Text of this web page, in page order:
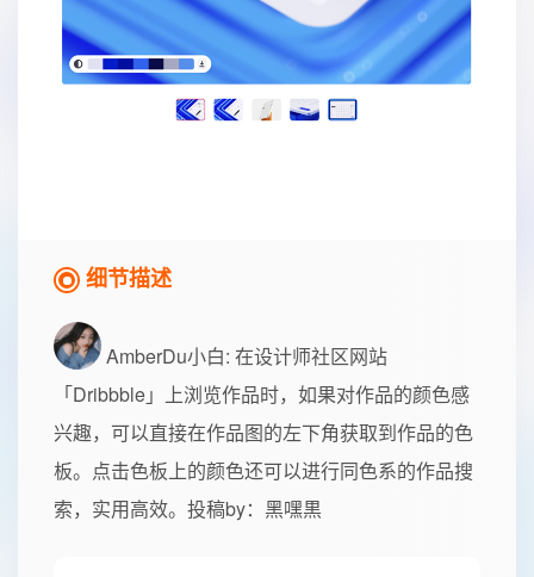
细节描述
AmberDu小白: 在设计师社区网站
「Dribbble」上浏览作品时，如果对作品的颜色感
兴趣，可以直接在作品图的左下角获取到作品的色
板。点击色板上的颜色还可以进行同色系的作品搜
索，实用高效。投稿by：黑嘿黒